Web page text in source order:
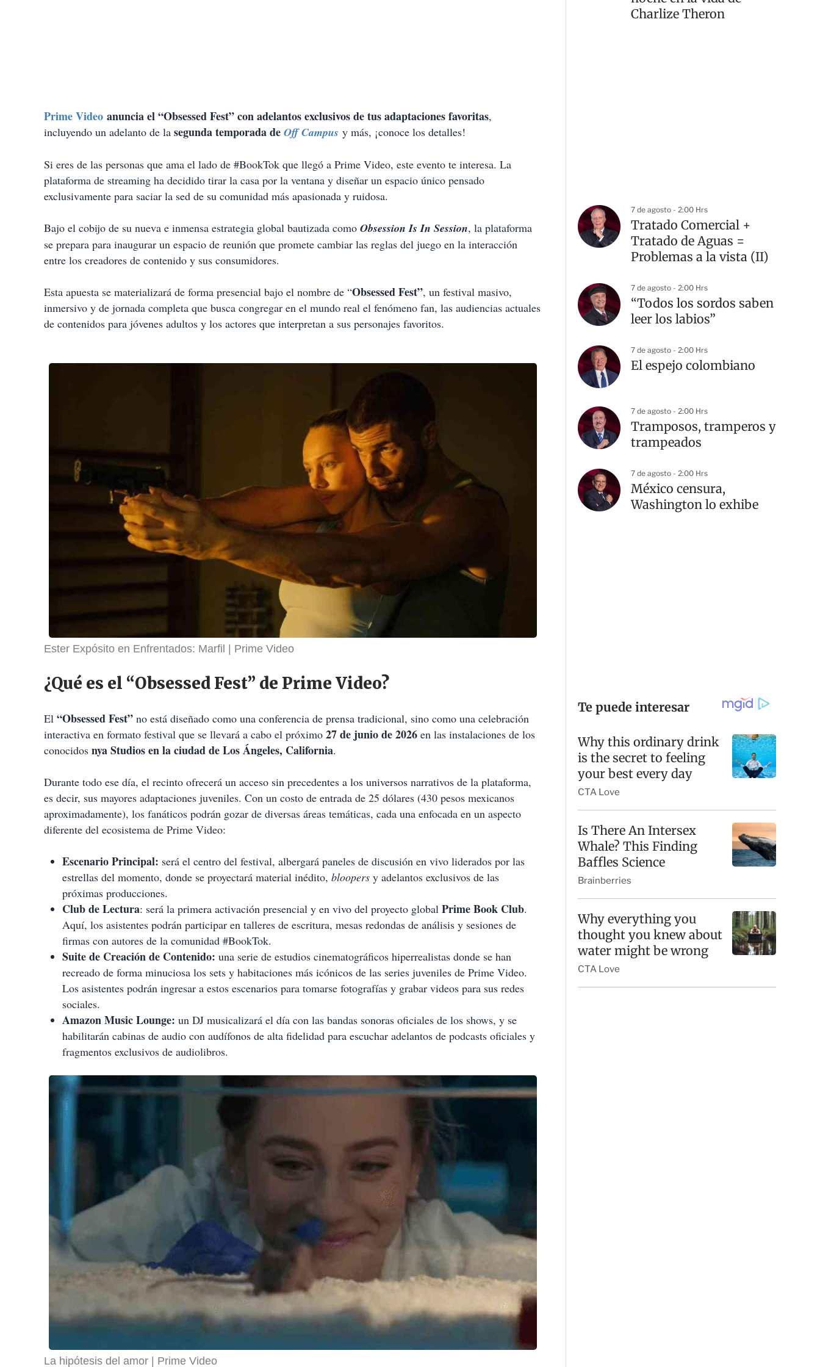
Prime Video anuncia el “Obsessed Fest” con adelantos exclusivos de tus adaptaciones favoritas,
incluyendo un adelanto de la segunda temporada de Off Campus y más, ¡conoce los detalles!
Si eres de las personas que ama el lado de #BookTok que llegó a Prime Video, este evento te interesa. La
plataforma de streaming ha decidido tirar la casa por la ventana y diseñar un espacio único pensado
exclusivamente para saciar la sed de su comunidad más apasionada y ruidosa.
Bajo el cobijo de su nueva e inmensa estrategia global bautizada como Obsession Is In Session, la plataforma
se prepara para inaugurar un espacio de reunión que promete cambiar las reglas del juego en la interacción
entre los creadores de contenido y sus consumidores.
Esta apuesta se materializará de forma presencial bajo el nombre de “Obsessed Fest”, un festival masivo,
inmersivo y de jornada completa que busca congregar en el mundo real el fenómeno fan, las audiencias actuales
de contenidos para jóvenes adultos y los actores que interpretan a sus personajes favoritos.
Ester Expósito en Enfrentados: Marfil Prime Video
¿Qué es el “Obsessed Fest” de Prime Video?
El “Obsessed Fest” no está diseñado como una conferencia de prensa tradicional, sino como una celebración
interactiva en formato festival que se llevará a cabo el próximo 27 de junio de 2026 en las instalaciones de los
conocidos nya Studios en la ciudad de Los Ángeles, California.
Durante todo ese día, el recinto ofrecerá un acceso sin precedentes a los universos narrativos de la plataforma,
es decir, sus mayores adaptaciones juveniles. Con un costo de entrada de 25 dólares (430 pesos mexicanos
aproximadamente), los fanáticos podrán gozar de diversas áreas temáticas, cada una enfocada en un aspecto
diferente del ecosistema de Prime Video:
Escenario Principal: será el centro del festival, albergará paneles de discusión en vivo liderados por las
estrellas del momento, donde se proyectará material inédito, bloopers y adelantos exclusivos de las
próximas producciones.
Club de Lectura: será la primera activación presencial y en vivo del proyecto global Prime Book Club.
Aquí, los asistentes podrán participar en talleres de escritura, mesas redondas de análisis y sesiones de
firmas con autores de la comunidad #BookTok.
Suite de Creación de Contenido: una serie de estudios cinematográficos hiperrealistas donde se han
recreado de forma minuciosa los sets y habitaciones más icónicos de las series juveniles de Prime Video.
Los asistentes podrán ingresar a estos escenarios para tomarse fotografías y grabar videos para sus redes
sociales.
Amazon Music Lounge: un DJ musicalizará el día con las bandas sonoras oficiales de los shows, y se
habilitarán cabinas de audio con audífonos de alta fidelidad para escuchar adelantos de podcasts oficiales y
fragmentos exclusivos de audiolibros.
La hipótesis del amor Prime Video
Charlize Theron
7 de agosto - 2:00 Hrs
Tratado Comercial +
Tratado de Aguas =
Problemas a la vista (II)
7 de agosto - 2:00 Hrs
“Todos los sordos saben
leer los labios”
7 de agosto - 2:00 Hrs
El espejo colombiano
7 de agosto - 2:00 Hrs
Tramposos, tramperos y
trampeados
7 de agosto - 2:00 Hrs
México censura,
Washington lo exhibe